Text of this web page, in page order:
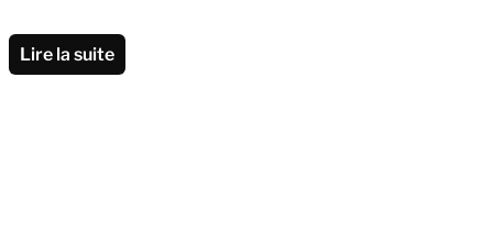
Lire la suite